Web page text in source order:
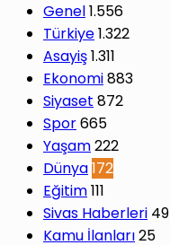
Genel1.556
Türkiye1.322
Asayiş1.311
Ekonomi883
Siyaset 872
Spor665
Yaşam222
Dünya172
Eğitim111
Sivas Haberleri 49
Kamu İlanları25